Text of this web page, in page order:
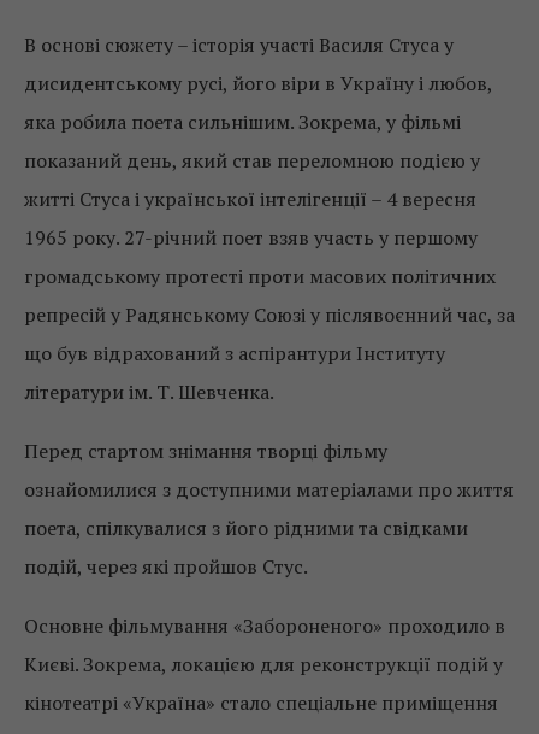
В основі сюжету – історія участі Василя Стуса у
дисидентському русі, його віри в Україну і любов,
яка робила поета сильнішим. Зокрема, у фільмі
показаний день, який став переломною подією у
житті Стуса і української інтелігенції – 4 вересня
1965 року. 27-річний поет взяв участь у першому
громадському протесті проти масових політичних
репресій у Радянському Союзі у післявоєнний час, за
що був відрахований з аспірантури Інституту
літератури ім. Т. Шевченка.
Перед стартом знімання творці фільму
ознайомилися з доступними матеріалами про життя
поета, спілкувалися з його рідними та свідками
подій, через які пройшов Стус.
Основне фільмування «Забороненого» проходило в
Києві. Зокрема, локацією для реконструкції подій у
кінотеатрі «Україна» стало спеціальне приміщення